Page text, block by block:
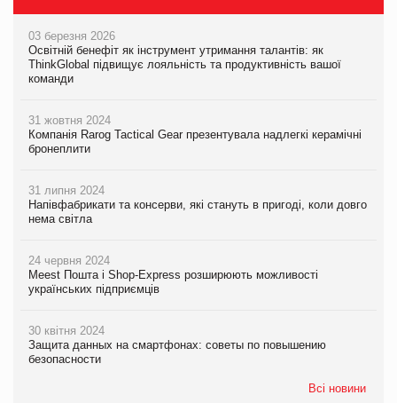
03 березня 2026
Освітній бенефіт як інструмент утримання талантів: як
ThinkGlobal підвищує лояльність та продуктивність вашої
команди
31 жовтня 2024
Компанія Rarog Tactical Gear презентувала надлегкі керамічні
бронеплити
31 липня 2024
Напівфабрикати та консерви, які стануть в пригоді, коли довго
нема світла
24 червня 2024
Meest Пошта і Shop-Express розширюють можливості
українських підприємців
30 квітня 2024
Защита данных на смартфонах: советы по повышению
безопасности
Всі новини